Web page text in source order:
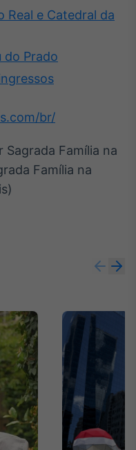
Real e Catedral da
do Prado
br/
Sagrada Família na
Família na